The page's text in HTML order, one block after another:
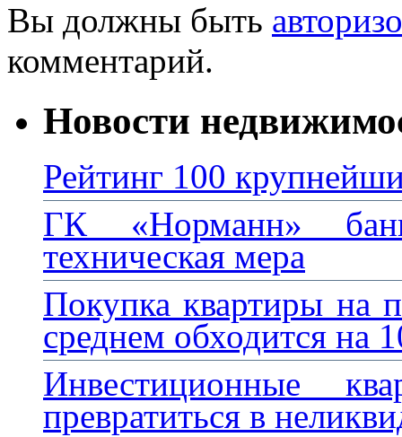
Вы должны быть
комментарий.
Новости
Рейтинг 100
ГК «Норманн»
техническая мера
Покупка квартиры на
среднем обходится на
Инвестиционные
превратиться в